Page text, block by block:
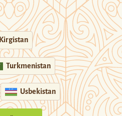
Kirgistan
Turkmenistan
Usbekistan